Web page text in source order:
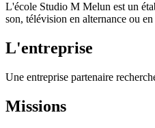
L'école Studio M Melun est un
son, télévision en alternance ou
L'entreprise
Une entreprise partenaire
Missions